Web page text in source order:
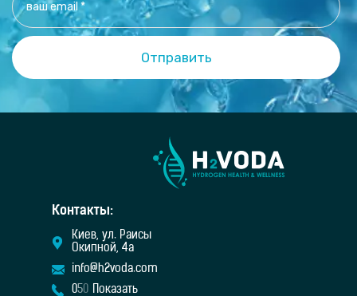
Контакты:
Киев, ул. Раисы
Окипной, 4а
info@h2voda.com
050 Показать